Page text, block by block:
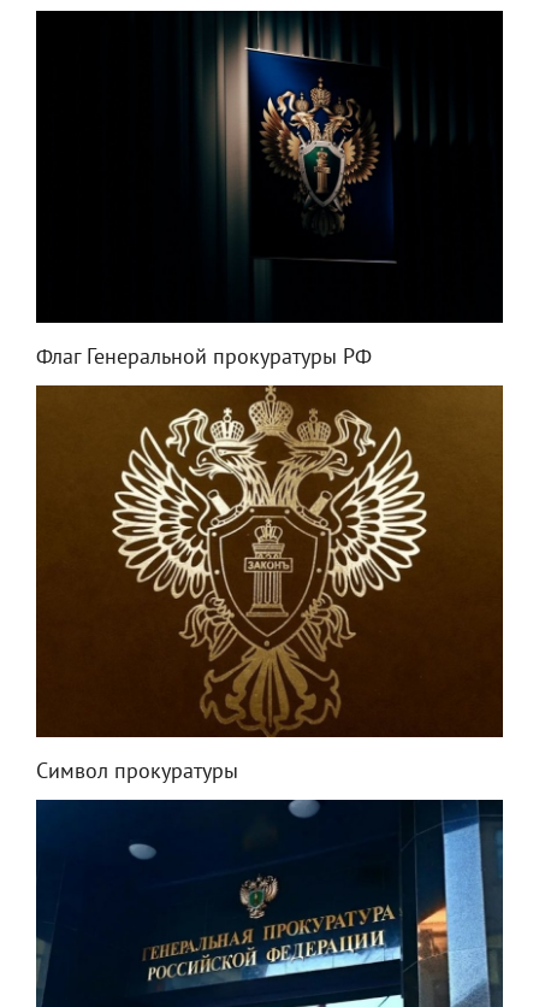
Флаг Генеральной прокуратуры РФ
Символ прокуратуры